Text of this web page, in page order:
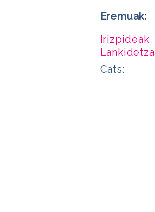
Eremuak:
Irizpideak
Lankidetza
Cats: